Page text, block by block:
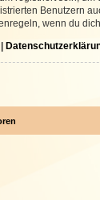
Benutzern
wenn du
|